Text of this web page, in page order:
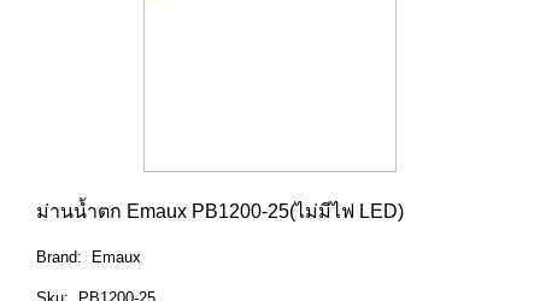
ม่านน้ำตก Emaux PB1200-25(ไม่มีไฟ LED)
Brand: Emaux